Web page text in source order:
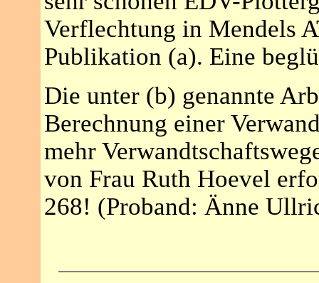
Verflechtung in Mendels
Publikation (a). Eine
Die unter (b) genannte
Berechnung einer
mehr
von Frau Ruth Hoevel
268! (Proband: Änne